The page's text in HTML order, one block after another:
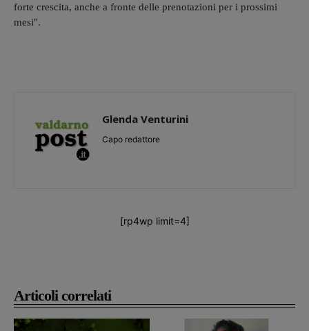
Articoli correlati
forte crescita, anche a fronte delle prenotazioni per i prossimi
mesi".
Glenda Venturini
Capo redattore
[rp4wp limit=4]